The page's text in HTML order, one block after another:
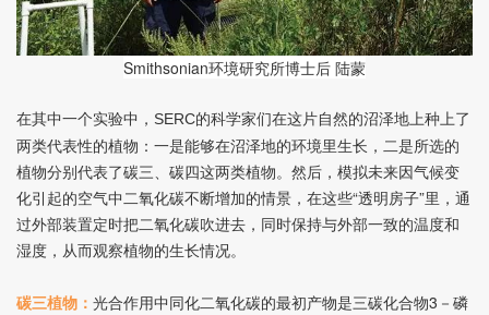
Smithsonian环境研究所博士后 陆蒙
在其中一个实验中， SERC的科学家们在这片自然的沼泽地上种上了
两类代表性的植物：一是能够在沼泽地的环境里生长，二是所选的
植物分别代表了碳三、碳四这两类植物。然后，模拟未来因气候变
化引起的空气中二氧化碳不断增加的情景，在这些“透明房子”里，通
过外部装置定时把二氧化碳吹进去，同时保持与外部一致的温度和
湿度，从而观察植物的生长情况。
碳三植物： 光合作用中同化二氧化碳的最初产物是三碳化合物3－磷